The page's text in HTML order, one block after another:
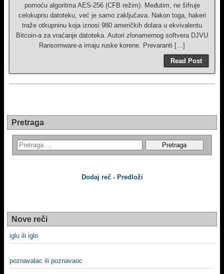
pomoću algoritma AES-256 (CFB režim). Međutim, ne šifruje
celokupnu datoteku, već je samo zaključava. Nakon toga, hakeri
traže otkupninu koja iznosi 980 američkih dolara u ekvivalentu
Bitcoin-a za vraćanje datoteka. Autori zlonamernog softvera DJVU
Ransomware-a imaju ruske korene. Prevaranti […]
Read Post
Pretraga
Dodaj reč - Predloži
Nove reči
iglu ili iglo
poznavalac ili poznavaoc